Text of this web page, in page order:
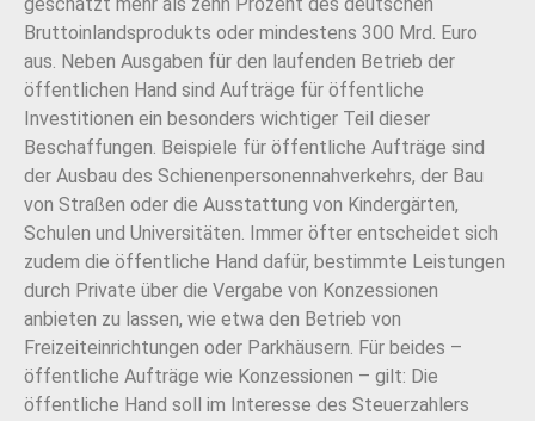
geschätzt mehr als zehn Prozent des deutschen
Bruttoinlandsprodukts oder mindestens 300 Mrd. Euro
aus. Neben Ausgaben für den laufenden Betrieb der
öffentlichen Hand sind Aufträge für öffentliche
Investitionen ein besonders wichtiger Teil dieser
Beschaffungen. Beispiele für öffentliche Aufträge sind
der Ausbau des Schienenpersonennahverkehrs, der Bau
von Straßen oder die Ausstattung von Kindergärten,
Schulen und Universitäten. Immer öfter entscheidet sich
zudem die öffentliche Hand dafür, bestimmte Leistungen
durch Private über die Vergabe von Konzessionen
anbieten zu lassen, wie etwa den Betrieb von
Freizeiteinrichtungen oder Parkhäusern. Für beides –
öffentliche Aufträge wie Konzessionen – gilt: Die
öffentliche Hand soll im Interesse des Steuerzahlers